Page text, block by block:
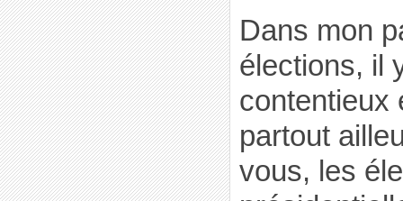
Dans mon
élections, il
contentieux
partout
vous, les